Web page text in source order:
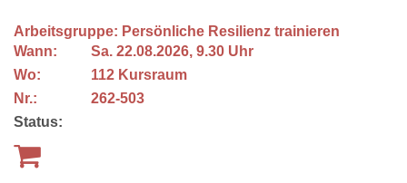
Arbeitsgruppe: Persönliche Resilienz trainieren
Wann:
Sa. 22.08.2026, 9.30 Uhr
Wo:
112 Kursraum
Nr.:
262-503
Status: